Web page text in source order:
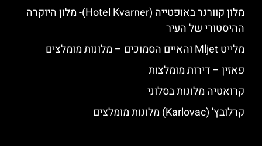
מלון קוורנר באופטייה (Hotel Kvarner)- מלון היוקרה
ההיסטורי של העיר
מלייט Mljet והאיים הסמוכים – מלונות מומלצים
פאזין – דירות מומלצות
קרואטיה מלונות בסלוני
קרלובץ' (Karlovac) מלונות מומלצים